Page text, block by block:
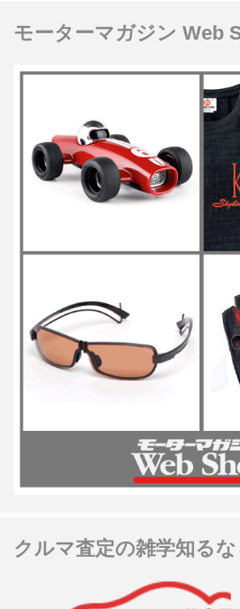
モーターマガジン Web
クルマ査定の雑学知るな